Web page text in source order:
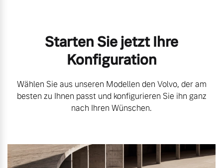
Starten Sie jetzt Ihre
Konfiguration
Wählen Sie aus unseren Modellen den Volvo, der am
besten zu Ihnen passt und konfigurieren Sie ihn ganz
nach Ihren Wünschen.